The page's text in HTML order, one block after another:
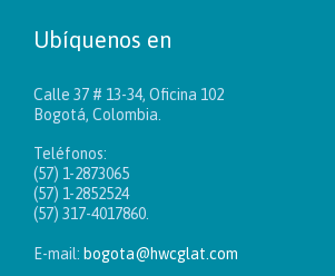
Ubíquenos en
Calle 37 # 13-34, Oficina 102
Bogotá, Colombia.
Teléfonos:
(57) 1-2873065
(57) 1-2852524
(57) 317-4017860.
E-mail: bogota@hwcglat.com